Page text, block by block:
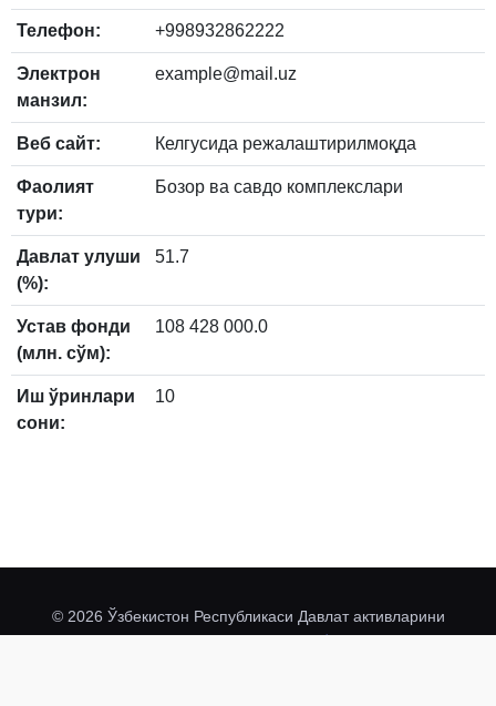
Телефон: +998932862222
Электрон
манзил:
example@mail.uz
Веб сайт: Келгусида режалаштирилмоқда
Фаолият
тури:
Бозор ва савдо комплекслари
Давлат улуши
(%):
51.7
Устав фонди
(млн. сўм):
108 428 000.0
Иш ўринлари
сони:
10
© 2026 Ўзбекистон Республикаси Давлат активларини